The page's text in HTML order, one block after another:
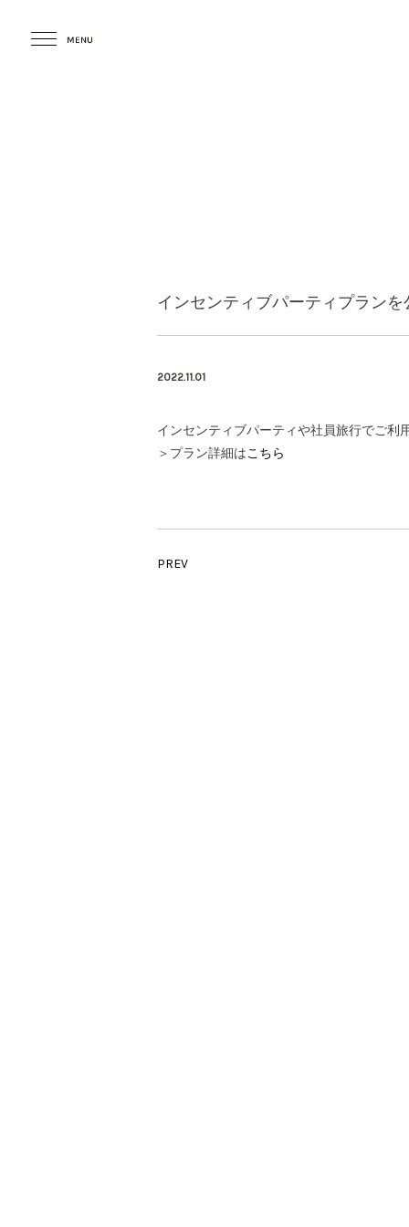
インセンティブパーティプランを
2022.11.01
インセンティブパーティや社員旅行でご利
＞プラン詳細はこちら
PREV